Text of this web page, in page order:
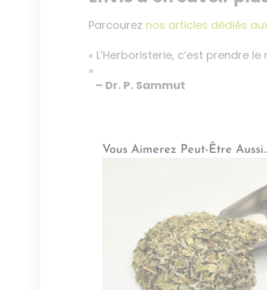
Parcourez nos articles dédiés
« L’Herboristerie, c’est prendre
»
– Dr. P. Sammut
Vous Aimerez Peut-Être